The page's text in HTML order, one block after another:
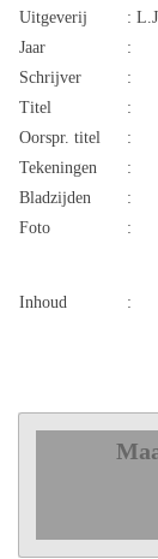
Uitgeverij
:
Jaar
:
Schrijver
:
Titel
:
Oorspr. titel
:
Tekeningen
:
Bladzijden
:
Foto
:
Inhoud